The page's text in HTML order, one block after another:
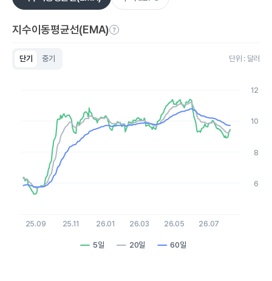
지수이동평균선(EMA)
단기 중기 단위 : 달러
The chart has 1 X axis displaying Time. Data ranges from
The chart has 1 Y axis displaying values. Data ranges from 5.3
5일 20일 60일
25.09 25.11 26.01 26.03 26.05 26.07
6
8
10
12